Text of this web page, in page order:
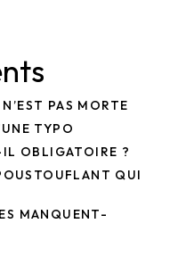
PAS MORTE
TYPO
IL OBLIGATOIRE ?
QUI
MANQUENT-